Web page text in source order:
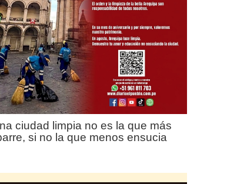
ciudad limpia no es la que más
si no la que menos ensucia